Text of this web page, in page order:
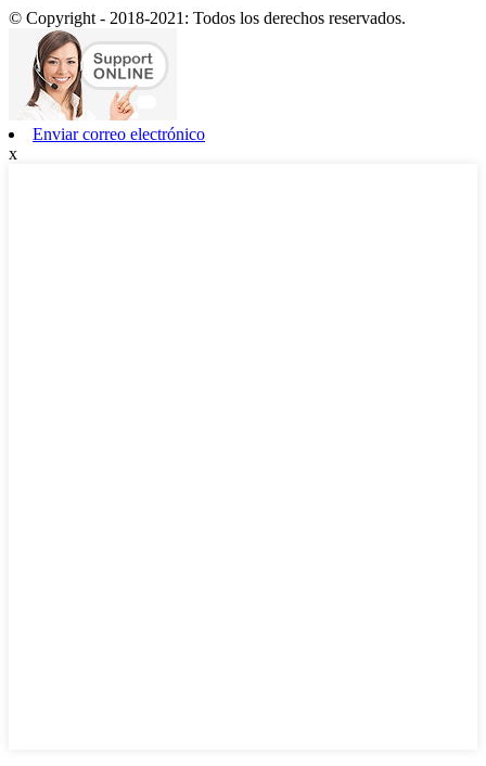
© Copyright - 2018-2021: Todos los derechos reservados.
Enviar correo electrónico
x